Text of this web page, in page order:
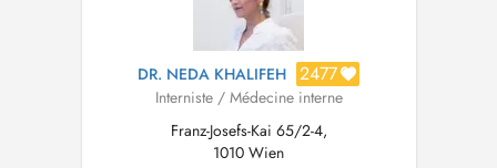
DR. NEDA KHALIFEH 2477
Interniste / Médecine interne
Franz-Josefs-Kai 65/2-4,
1010 Wien